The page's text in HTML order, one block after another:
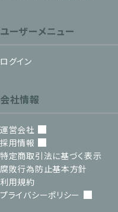
ユーザーメニュー
ログイン
会社情報
運営会社
採用情報
特定商取引法に基づく表示
腐敗行為防止基本方針
利用規約
プライバシーポリシー